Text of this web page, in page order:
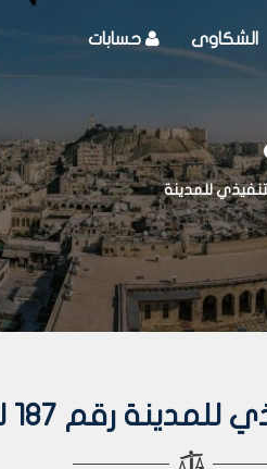
الشكاوى حسابات
للمدينة
رقم 187 لعام 2002